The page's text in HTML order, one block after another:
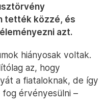
tették közzé, és
azt.
hiányosak voltak.
az, hogy
a fiataloknak, de így
érvényesülni –